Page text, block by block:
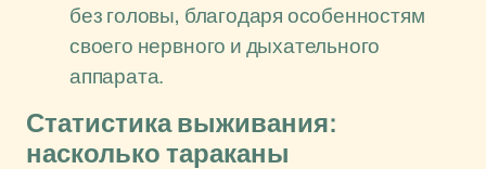
без головы, благодаря особенностям
своего нервного и дыхательного
аппарата.
Статистика выживания:
насколько тараканы